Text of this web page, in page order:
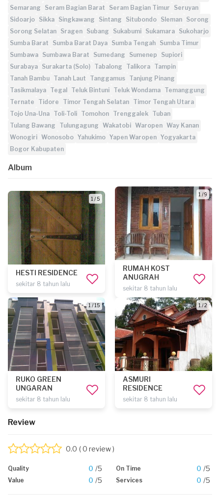
Semarang
Seram Bagian Barat Seram Bagian Timur
Seruyan
Sidoarjo Sikka Singkawang Sintang Situbondo Sleman Sorong
Sorong Selatan Sragen Subang Sukabumi Sukamara Sukoharjo
Sumba Barat
Sumba Barat Daya Sumba Tengah Sumba Timur
Sumbawa Sumbawa Barat Sumedang Sumenep
Supiori
Surabaya Surakarta (Solo) Tabalong Talikora Tampin
Tanah Bambu Tanah Laut Tanggamus Tanjung Pinang
Tasikmalaya Tegal Teluk Bintuni Teluk Wondama Temanggung
Ternate
Tidore Timor Tengah Selatan Timor Tengah Utara
Tojo Una-Una Toli-Toli Tomohon Trenggalek Tuban
Tulang Bawang
Tulungagung Wakatobi Waropen Way Kanan
Wonogiri Wonosobo Yahukimo Yapen Waropen Yogyakarta
Bogor Kabupaten
Album
1 / 5
HESTI RESIDENCE
sekitar 8 tahun lalu
1 / 9
RUMAH KOST
ANUGRAH
sekitar 8 tahun lalu
1 / 15
RUKO GREEN
UNGARAN
sekitar 8 tahun lalu
1 / 2
ASMURI
RESIDENCE
sekitar 8 tahun lalu
Review
0.0 ( 0 review )
Quality 0 /5 On Time 0 /5
Value 0 /5 Services 0 /5